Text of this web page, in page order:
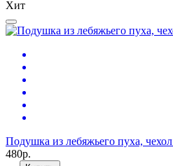
Хит
Подушка из лебяжьего пуха,
480р.